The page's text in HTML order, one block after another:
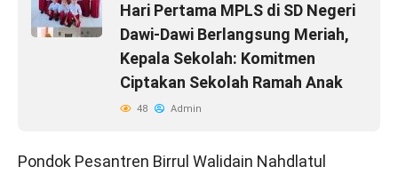
Hari Pertama MPLS di SD Negeri
Dawi-Dawi Berlangsung Meriah,
Kepala Sekolah: Komitmen
Ciptakan Sekolah Ramah Anak
48 Admin
Pondok Pesantren Birrul Walidain Nahdlatul